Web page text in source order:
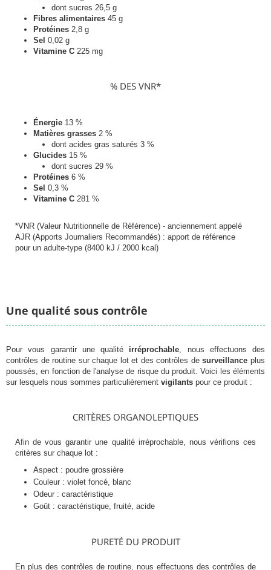
dont sucres 26,5 g
Fibres alimentaires 45 g
Protéines 2,8 g
Sel 0,02 g
Vitamine C 225 mg
% DES VNR*
Énergie 13 %
Matières grasses 2 %
dont acides gras saturés 3 %
Glucides 15 %
dont sucres 29 %
Protéines 6 %
Sel 0,3 %
Vitamine C 281 %
*VNR (Valeur Nutritionnelle de Référence) - anciennement appelé
AJR (Apports Journaliers Recommandés) : apport de référence
pour un adulte-type (8400 kJ / 2000 kcal)
Une qualité sous contrôle
Pour vous garantir une qualité irréprochable, nous effectuons des
contrôles de routine sur chaque lot et des contrôles desurveillance plus
poussés, en fonction de l'analyse de risque du produit. Voici les éléments
sur lesquels nous sommes particulièrement vigilants pour ce produit :
CRITÈRES ORGANOLEPTIQUES
Afin de vous garantir une qualité irréprochable, nous vérifions ces
critères sur chaque lot :
Aspect : poudre grossière
Couleur : violet foncé, blanc
Odeur : caractéristique
Goût : caractéristique, fruité, acide
PURETÉ DU PRODUIT
En plus des contrôles de routine, nous effectuons des contrôles de